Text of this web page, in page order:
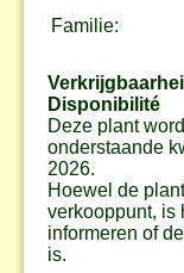
Familie:
Disponibilité
Deze plant
onderstaande
2026.
Hoewel de
verkooppunt, is
informeren of
is.